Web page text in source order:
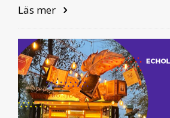
Läs mer